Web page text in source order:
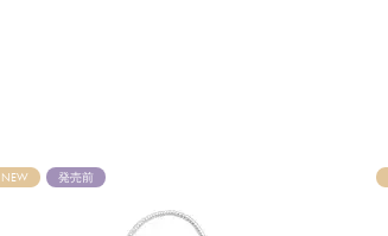
NEW 発売前